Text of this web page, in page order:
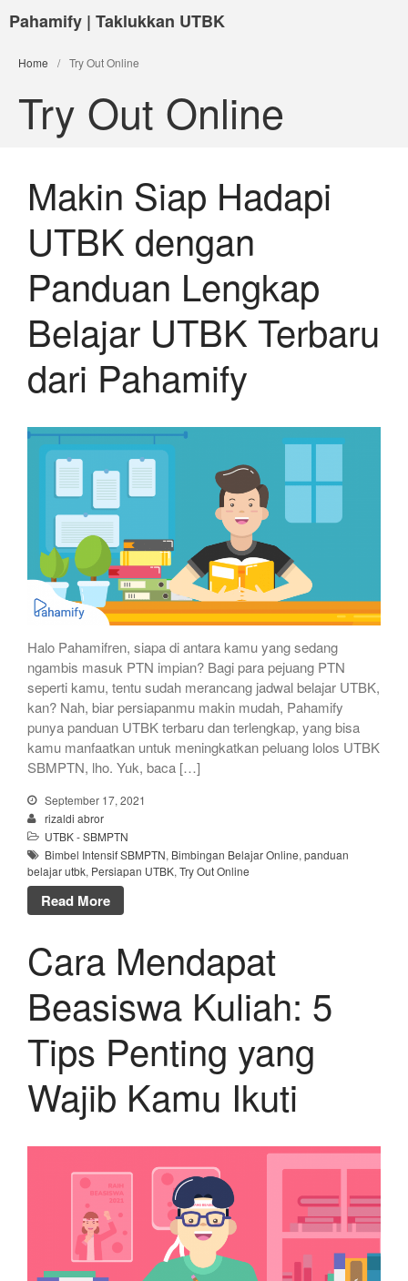
Pahamify | Taklukkan UTBK
Home / Try Out Online
Try Out Online
Makin Siap Hadapi
UTBK dengan
Panduan Lengkap
Belajar UTBK Terbaru
dari Pahamify
Halo Pahamifren, siapa di antara kamu yang sedang
ngambis masuk PTN impian? Bagi para pejuang PTN
seperti kamu, tentu sudah merancang jadwal belajar UTBK,
kan? Nah, biar persiapanmu makin mudah, Pahamify
punya panduan UTBK terbaru dan terlengkap, yang bisa
kamu manfaatkan untuk meningkatkan peluang lolos UTBK
SBMPTN, lho. Yuk, baca […]
September 17, 2021
rizaldi abror
UTBK - SBMPTN
Bimbel Intensif SBMPTN, Bimbingan Belajar Online, panduan
belajar utbk, Persiapan UTBK, Try Out Online
Read More
Cara Mendapat
Beasiswa Kuliah: 5
Tips Penting yang
Wajib Kamu Ikuti